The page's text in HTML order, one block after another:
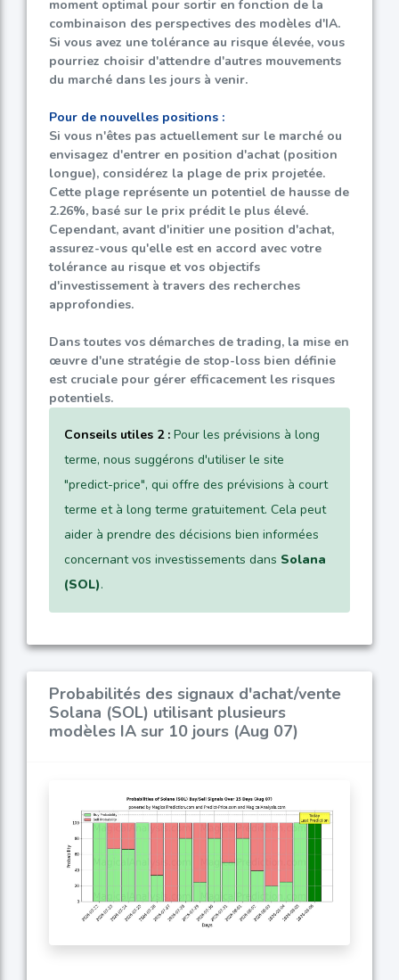
moment optimal pour sortir en fonction de la
combinaison des perspectives des modèles d'IA.
Si vous avez une tolérance au risque élevée, vous
pourriez choisir d'attendre d'autres mouvements
du marché dans les jours à venir.
Pour de nouvelles positions :
Si vous n'êtes pas actuellement sur le marché ou
envisagez d'entrer en position d'achat (position
longue), considérez la plage de prix projetée.
Cette plage représente un potentiel de hausse de
2.26%, basé sur le prix prédit le plus élevé.
Cependant, avant d'initier une position d'achat,
assurez-vous qu'elle est en accord avec votre
tolérance au risque et vos objectifs
d'investissement à travers des recherches
approfondies.
Dans toutes vos démarches de trading, la mise en
œuvre d'une stratégie de stop-loss bien définie
est cruciale pour gérer efficacement les risques
potentiels.
Conseils utiles 2 : Pour les prévisions à long
terme, nous suggérons d'utiliser le site
"predict-price", qui offre des prévisions à court
terme et à long terme gratuitement. Cela peut
aider à prendre des décisions bien informées
concernant vos investissements dans Solana
(SOL).
Probabilités des signaux d'achat/vente
Solana (SOL) utilisant plusieurs
modèles IA sur 10 jours (Aug 07)